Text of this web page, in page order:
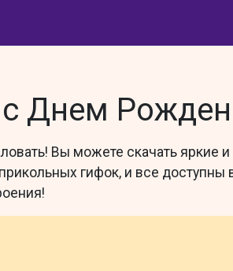
Днем
Вы можете скачать яркие
гифок, и все доступны